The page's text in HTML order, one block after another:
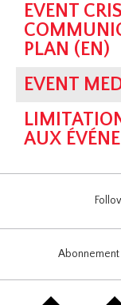
EVENT
PLAN (EN)
EVENT
AUX